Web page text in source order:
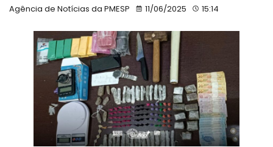
Agência de Notícias da PMESP 11/06/2025 15:14